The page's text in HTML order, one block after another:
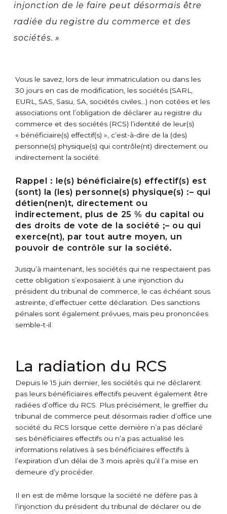
injonction de le faire peut désormais être
radiée du registre du commerce et des
sociétés. »
Vous le savez, lors de leur immatriculation ou dans les
30 jours en cas de modification, les sociétés (SARL,
EURL, SAS, Sasu, SA, sociétés civiles…) non cotées et les
associations ont l’obligation de déclarer au registre du
commerce et des sociétés (RCS) l’identité de leur(s)
« bénéficiaire(s) effectif(s) », c’est-à-dire de la (des)
personne(s) physique(s) qui contrôle(nt) directement ou
indirectement la société.
Rappel : le(s) bénéficiaire(s) effectif(s) est
(sont) la (les) personne(s) physique(s) :– qui
détien(nen)t, directement ou
indirectement, plus de 25 % du capital ou
des droits de vote de la société ;– ou qui
exerce(nt), par tout autre moyen, un
pouvoir de contrôle sur la société.
Jusqu’à maintenant, les sociétés qui ne respectaient pas
cette obligation s’exposaient à une injonction du
président du tribunal de commerce, le cas échéant sous
astreinte, d’effectuer cette déclaration. Des sanctions
pénales sont également prévues, mais peu prononcées
semble-t-il.
La radiation du RCS
Depuis le 15 juin dernier, les sociétés qui ne déclarent
pas leurs bénéficiaires effectifs peuvent également être
radiées d’office du RCS. Plus précisément, le greffier du
tribunal de commerce peut désormais radier d’office une
société du RCS lorsque cette dernière n’a pas déclaré
ses bénéficiaires effectifs ou n’a pas actualisé les
informations relatives à ses bénéficiaires effectifs à
l’expiration d’un délai de 3 mois après qu’il l’a mise en
demeure d’y procéder.
Il en est de même lorsque la société ne défère pas à
l’injonction du président du tribunal de déclarer ou de